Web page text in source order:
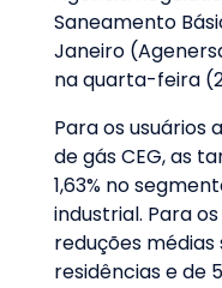
Saneamento
Janeiro
na quarta-feira
Para os usuários
de gás CEG, as
1,63% no
industrial. Para
reduções médias
residências e de